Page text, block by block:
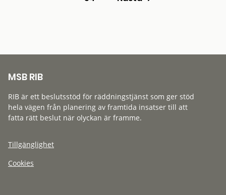
MSB RIB
RIB är ett beslutsstöd för räddningstjänst som ger stöd
hela vägen från planering av framtida insatser till att
fatta rätt beslut när olyckan är framme.
Tillgänglighet
Cookies